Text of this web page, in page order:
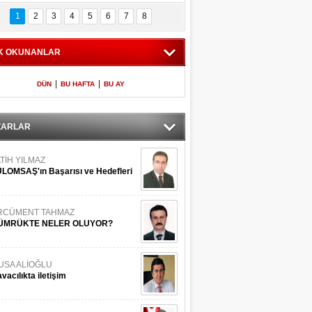
İstanbul
Adaları
600 milletvekilinin
listesi
1 2 3 4 5 6 7 8
OKUNANLAR
DÜN BU HAFTA BU AY
YILMAZ
Başarısı ve Hedefleri
TAHMAZ
NELER OLUYOR?
ALİOĞLU
iletişim